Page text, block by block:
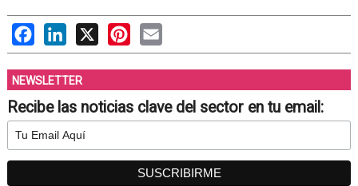
FacebookLinkedIn
X PinterestEmail
NEWSLETTER
Recibe las noticias clave del sector en tu email: